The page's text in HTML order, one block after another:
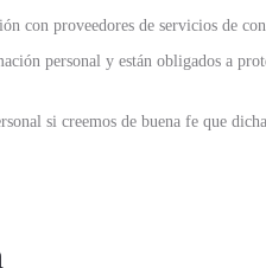
con proveedores de servicios de
personal y están obligados a
si creemos de buena fe que